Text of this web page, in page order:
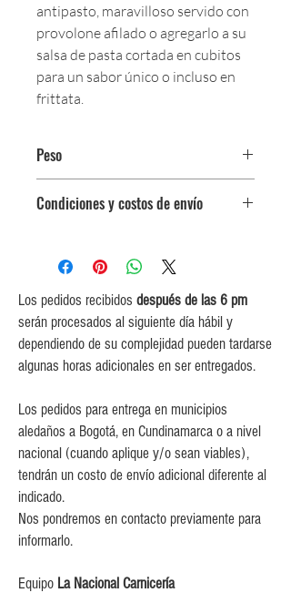
antipasto, maravilloso servido con
provolone afilado o agregarlo a su
salsa de pasta cortada en cubitos
para un sabor único o incluso en
frittata.
Peso
Paquete de 125 g.
Condiciones y costos de envío
iguales o mayores a $350,000.
$5,000 para pedidos entre
$150,000 y $349,999.
$10,000 para pedidos entre
$80,000 y $149,999.
$15,000 para pedidos menores de
$80,000
Los pedidos recibidos después de las 6 pm
serán procesados al siguiente día hábil y
dependiendo de su complejidad pueden tardarse
algunas horas adicionales en ser entregados.
Los pedidos para entrega en municipios
aledaños a Bogotá, en Cundinamarca o a nivel
nacional (cuando aplique y/o sean viables),
tendrán un costo de envío adicional diferente al
indicado.
Nos pondremos en contacto previamente para
informarlo.
Equipo La Nacional Carnicería